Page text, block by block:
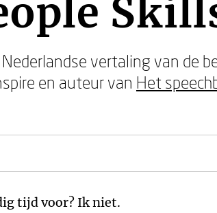
vertaling van de
en auteur van Het
tijd voor? Ik niet.